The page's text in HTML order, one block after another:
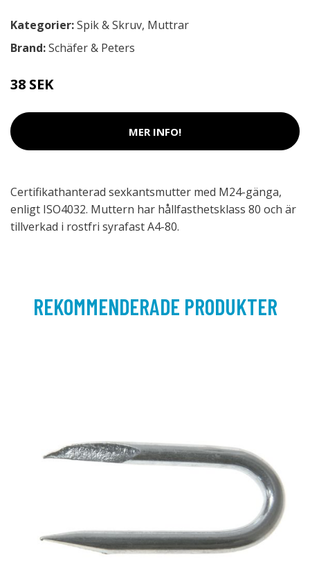
Kategorier:Spik & Skruv, Muttrar
Brand:Schäfer & Peters
38 SEK
MER INFO!
Certifikathanterad sexkantsmutter med M24-gänga,
enligt ISO4032. Muttern har hållfasthetsklass 80 och är
tillverkad i rostfri syrafast A4-80.
REKOMMENDERADE PRODUKTER